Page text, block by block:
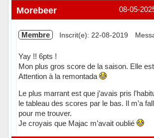
08-05-
Morebeer
Membre Inscrit(e): 22-08-2019
Yay !! 6pts !
Mon plus gros score de la saison. Elle
Attention à la remontada
Le plus marrant est que j’avais pris
le tableau des scores par le bas. Il m’a
pour me trouver.
Je croyais que Majac m’avait oublié